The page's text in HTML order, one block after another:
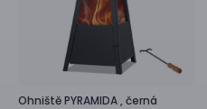
OhništěPYRAMIDA , černá